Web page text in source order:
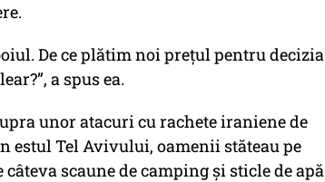
De ce plătim noi prețul pentru decizia
a spus ea.
unor atacuri cu rachete iraniene de
estul Tel Avivului, oamenii stăteau pe
scaune de camping și sticle de apă